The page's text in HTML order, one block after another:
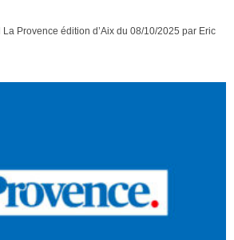
Provence édition d’Aix du 08/10/2025 par Eric